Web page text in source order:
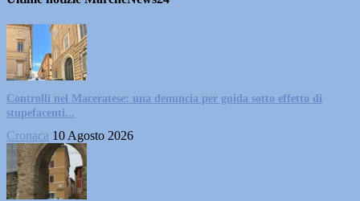
Controlli nel Maceratese: una denuncia per guida sotto effetto di
stupefacenti...
Cronaca 10 Agosto 2026